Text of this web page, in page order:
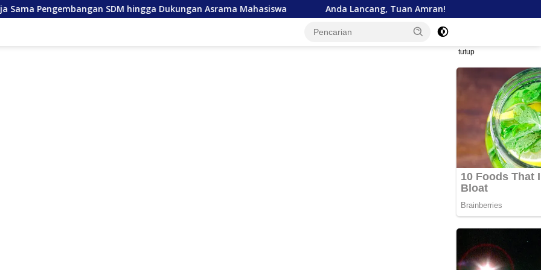
hingga Dukungan Asrama Mahasiswa Anda Lancang, Tuan Amran! Bank Aceh Tegaskan Komitmen
tutup